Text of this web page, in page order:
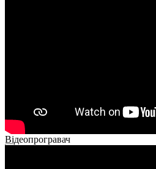
Відеопрогравач